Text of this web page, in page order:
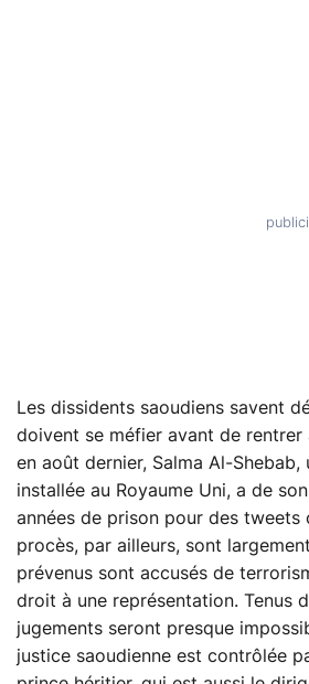
Les dissidents saoudiens savent
doivent se méfier avant de rentrer
en août dernier, Salma Al-Shebab,
installée au Royaume Uni, a de
années de prison pour des tweets
procès, par ailleurs, sont
prévenus sont accusés de
droit à une représentation. Tenus
jugements seront presque
justice saoudienne est contrôlée